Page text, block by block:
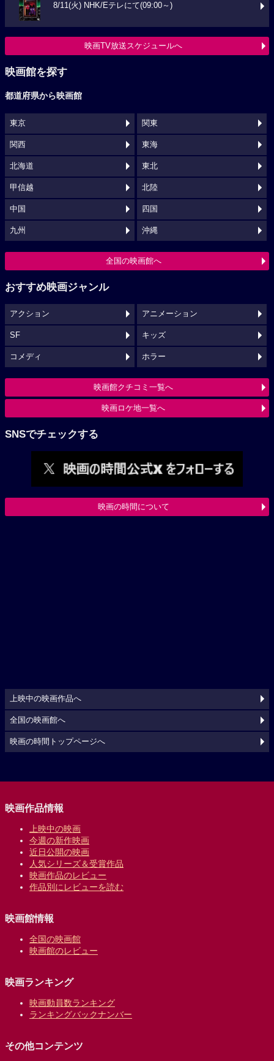
8/11(火) NHK/Eテレにて(09:00～)
映画TV放送スケジュールへ
映画館を探す
都道府県から映画館
東京 関東
関西 東海
北海道 東北
甲信越 北陸
中国 四国
九州 沖縄
全国の映画館へ
おすすめ映画ジャンル
アクション アニメーション
SF キッズ
コメディ ホラー
映画館クチコミ一覧へ
映画ロケ地一覧へ
SNSでチェックする
映画の時間について
上映中の映画作品へ
全国の映画館へ
映画の時間トップページへ
映画作品情報
上映中の映画
今週の新作映画
近日公開の映画
人気シリーズ＆受賞作品
映画作品のレビュー
作品別にレビューを読む
映画館情報
全国の映画館
映画館のレビュー
映画ランキング
映画動員数ランキング
ランキングバックナンバー
その他コンテンツ